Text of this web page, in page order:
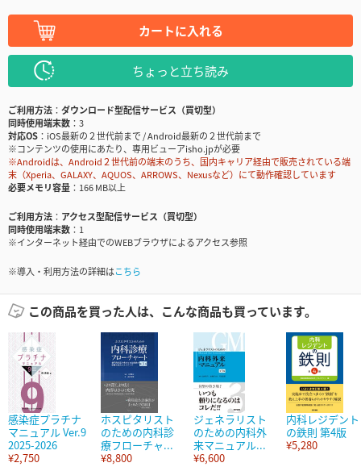
カートに入れる
ちょっと立ち読み
ご利用方法
ダウンロード型配信サービス（買切型）
同時使用端末数
3
対応OS
iOS最新の２世代前まで / Android最新の２世代前まで
※コンテンツの使用にあたり、専用ビューアisho.jpが必要
※Androidは、Android２世代前の端末のうち、国内キャリア経由で販売されている端
末（Xperia、GALAXY、AQUOS、ARROWS、Nexusなど）にて動作確認しています
必要メモリ容量
166 MB以上
ご利用方法
アクセス型配信サービス（買切型）
同時使用端末数
1
※インターネット経由でのWEBブラウザによるアクセス参照
※導入・利用方法の詳細はこちら
この商品を買った人は、こんな商品も買っています。
感染症プラチナ
マニュアル Ver.9
2025-2026
¥2,750
ホスピタリスト
のための内科診
療フローチャ...
¥8,800
ジェネラリスト
のための内科外
来マニュアル...
¥6,600
内科レジデント
の鉄則 第4版
¥5,280